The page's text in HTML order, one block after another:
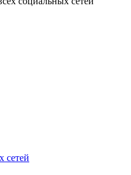
сетей